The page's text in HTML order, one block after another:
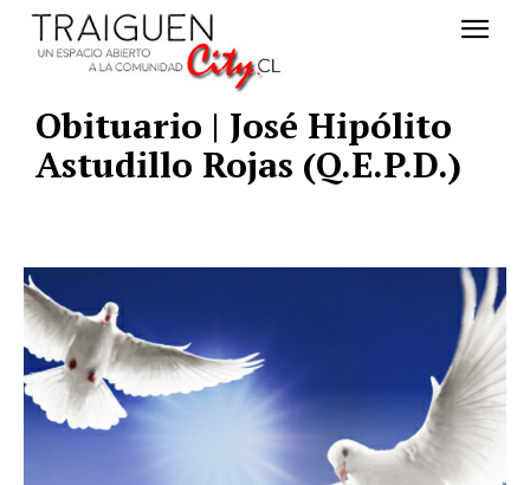
Obituario | José Hipólito
Astudillo Rojas (Q.E.P.D.)